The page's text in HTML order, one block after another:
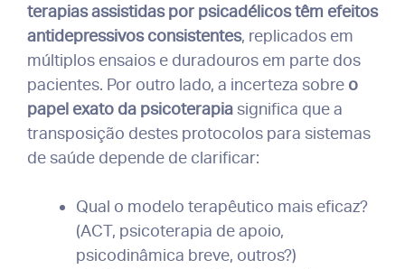
terapias assistidas por psicadélicos têm efeitos
antidepressivos consistentes, replicados em
múltiplos ensaios e duradouros em parte dos
pacientes. Por outro lado, a incerteza sobre o
papel exato da psicoterapiasignifica que a
transposição destes protocolos para sistemas
de saúde depende de clarificar:
Qual o modelo terapêutico mais eficaz?
(ACT, psicoterapia de apoio,
psicodinâmica breve, outros?)